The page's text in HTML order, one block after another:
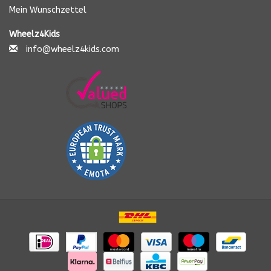
Mein Wunschzettel
Wheelz4Kids
info@wheelz4kids.com